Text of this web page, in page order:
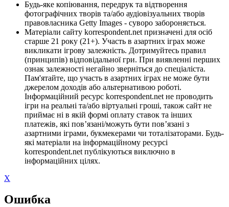
Будь-яке копіювання, передрук та відтворення
фотографічних творів та/або аудіовізуальних творів
правовласника Getty Images - суворо забороняється.
Матеріали сайту korrespondent.net призначені для осіб
старше 21 року (21+). Участь в азартних іграх може
викликати ігрову залежність. Дотримуйтесь правил
(принципів) відповідальної гри. При виявленні перших
ознак залежності негайно зверніться до спеціаліста.
Пам'ятайте, що участь в азартних іграх не може бути
джерелом доходів або альтернативою роботі.
Інформаційний ресурс korrespondent.net не проводить
ігри на реальні та/або віртуальні гроші, також сайт не
приймає ні в якій формі оплату ставок та інших
платежів, які пов’язані/можуть бути пов’язані з
азартними іграми, букмекерами чи тоталізаторами. Будь-
які матеріали на інформаційному ресурсі
korrespondent.net публікуються виключно в
інформаційних цілях.
X
Ошибка